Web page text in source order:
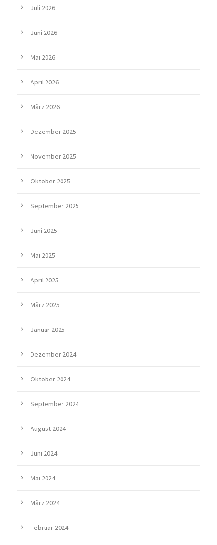
Juli 2026
Juni 2026
Mai 2026
April 2026
März 2026
Dezember 2025
November 2025
Oktober 2025
September 2025
Juni 2025
Mai 2025
April 2025
März 2025
Januar 2025
Dezember 2024
Oktober 2024
September 2024
August 2024
Juni 2024
Mai 2024
März 2024
Februar 2024